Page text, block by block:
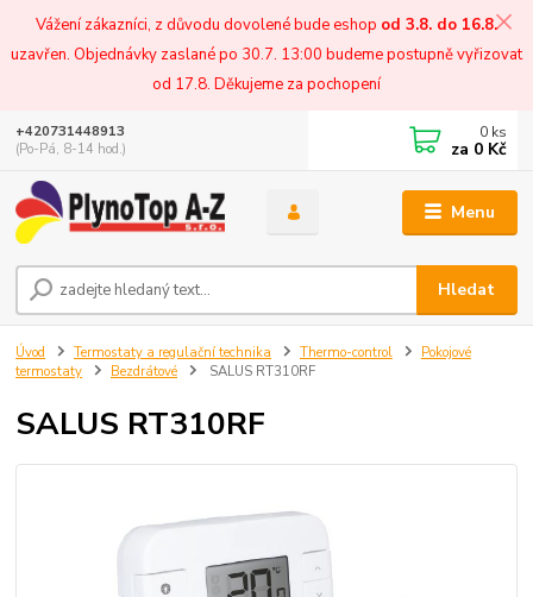
Vážení zákazníci, z důvodu dovolené bude eshop od 3.8. do 16.8.
uzavřen. Objednávky zaslané po 30.7. 13:00 budeme postupně vyřizovat
od 17.8. Děkujeme za pochopení
Menu
Hledat
+420731448913
(Po-Pá, 8-14 hod.)
0 ks
za 0 Kč
Úvod Termostaty a regulační technika Thermo-control
Pokojové
termostaty
Bezdrátové SALUS RT310RF
SALUS RT310RF